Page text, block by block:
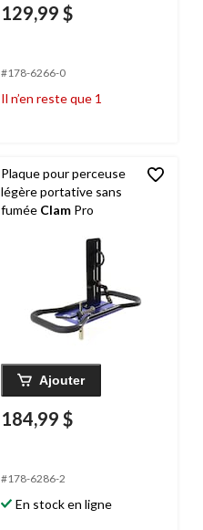
129,99 $
#178-6266-0
Il n’en reste que 1
Plaque pour perceuse
légère portative sans
fumée Clam Pro
Ajouter
184,99 $
#178-6286-2
En stock en ligne